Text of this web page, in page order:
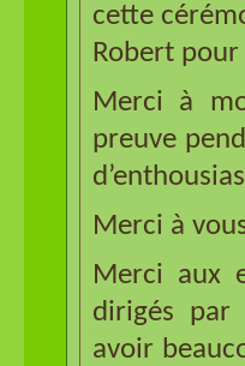
cette
Robert pour
Merci à
preuve
Merci à
Merci aux
dirigés par
avoir